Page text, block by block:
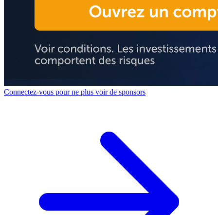
Connectez-vous pour ne plus voir de sponsors